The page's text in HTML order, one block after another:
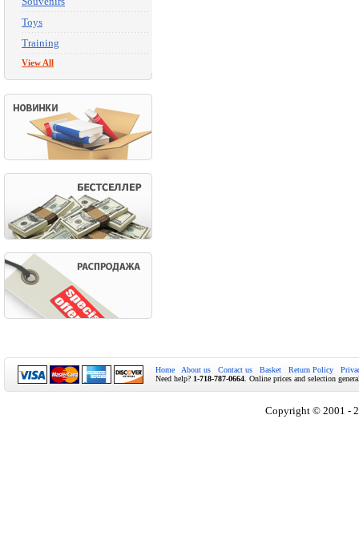
Toys
Training
View All
Home About us Contact us Basket Return Policy
Need help? 1-718-787-0664 . Online prices and selection
Copyright © 2001 -